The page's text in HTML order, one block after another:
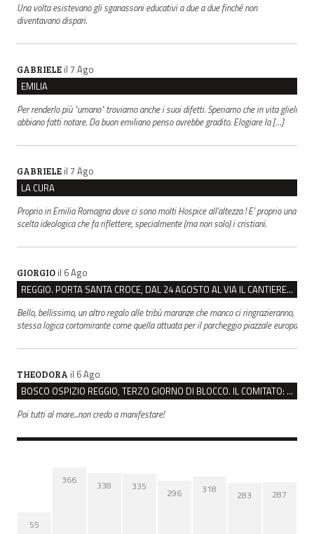
Una volta esistevano gli sganassoni educativi a due a due finché non
diventavano dispari.
GABRIELE il 7 Ago
EMILIA
Per renderlo più "umano" troviamo anche i suoi difetti. Speriamo che in vita glieli
abbiano fatti notare. Da buon emiliano penso avrebbe gradito. Elogiare la […]
GABRIELE il 7 Ago
LA CURA
Proprio in Emilia Romagna dove ci sono molti Hospice all’altezza ! E’ proprio una
scelta ideologica che fa riflettere, specialmente (ma non solo) i cristiani.
GIORGIO il 6 Ago
REGGIO. PORTA SANTA CROCE, DAL 24 AGOSTO AL VIA IL CANTIERE PER IL NUOVO COLLETTORE FOGNARIO
Bello, bellissimo, un altro regalo alle tribù maranze che manco ci ringrazieranno,
stessa logica cortomirante come quella attuata per il parcheggio piazzale europa
THEODORA il 6 Ago
BOSCO OSPIZIO REGGIO, TERZO GIORNO DI BLOCCO. IL COMITATO: “PRESIDIO FINO A VENERDÌ”
Poi tutti al mare...non credo a manifestare!
55
366 338 335
296 318 283 287